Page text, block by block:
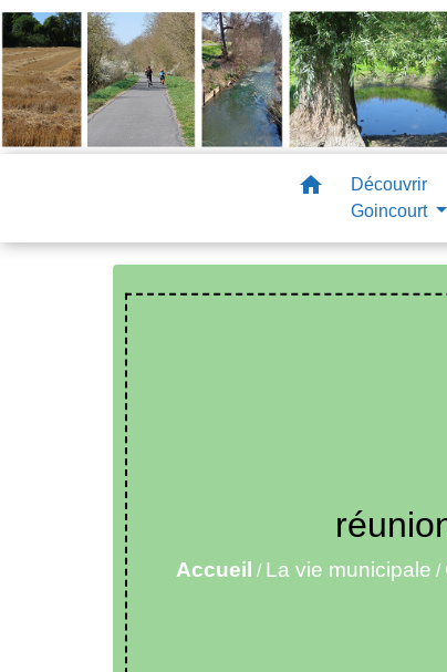
home
Découvrir
Goincourt
Accueil / La vie municipale /